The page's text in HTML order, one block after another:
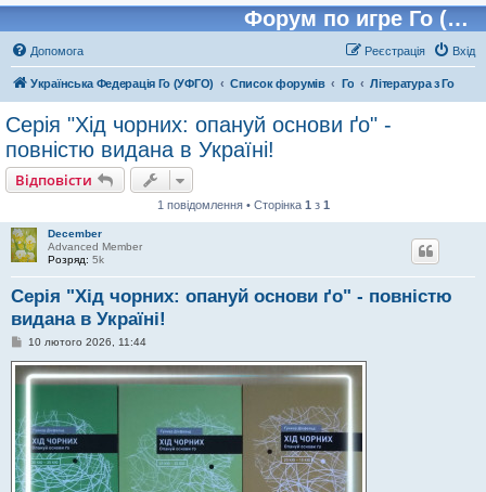
Форум по игре Го (Бадук, Вейчи)
Допомога Вхід
Реєстрація
Українська Федерація Го (УФГО) Список форумів Го Література з Го
Серія "Хід чорних: опануй основи ґо" -
повністю видана в Україні!
Відповісти
1 повідомлення • Сторінка 1 з 1
December
Advanced Member
Розряд: 5k
Серія "Хід чорних: опануй основи ґо" - повністю
видана в Україні!
П
в
і
м
л
е
н
н
я
10 лютого 2026, 11:44